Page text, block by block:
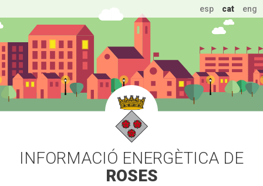
esp cat eng
INFORMACIÓ ENERGÈTICA DE
ROSES